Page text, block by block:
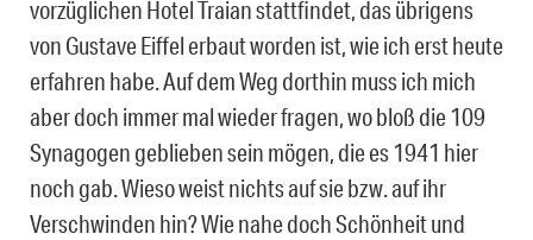
vorzüglichen Hotel Traian stattfindet, das übrigens
von Gustave Eiffel erbaut worden ist, wie ich erst heute
erfahren habe. Auf dem Weg dorthin muss ich mich
aber doch immer mal wieder fragen, wo bloß die 109
Synagogen geblieben sein mögen, die es 1941 hier
noch gab. Wieso weist nichts auf sie bzw. auf ihr
Verschwinden hin? Wie nahe doch Schönheit und